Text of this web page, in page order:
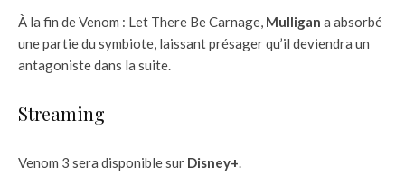
À la fin de Venom : Let There Be Carnage, Mulligan a absorbé
une partie du symbiote, laissant présager qu’il deviendra un
antagoniste dans la suite.
Streaming
Venom 3 sera disponible sur Disney+.